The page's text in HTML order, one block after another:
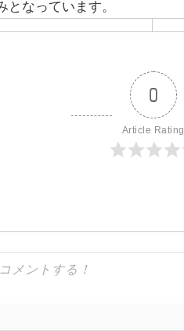
となっています。
0
Article Rating